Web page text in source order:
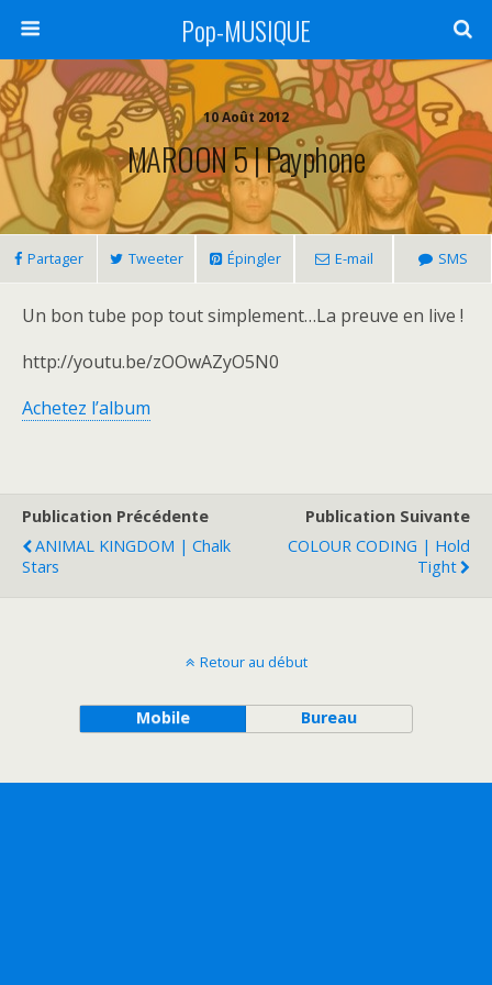
Pop-MUSIQUE
10 Août 2012
MAROON 5 | Payphone
Partager Tweeter Épingler E-mail SMS
Un bon tube pop tout simplement…La preuve en live !
http://youtu.be/zOOwAZyO5N0
Achetez l’album
Publication Précédente
ANIMAL KINGDOM | Chalk
Stars
Publication Suivante
COLOUR CODING | Hold
Tight
Retour au début
Mobile Bureau